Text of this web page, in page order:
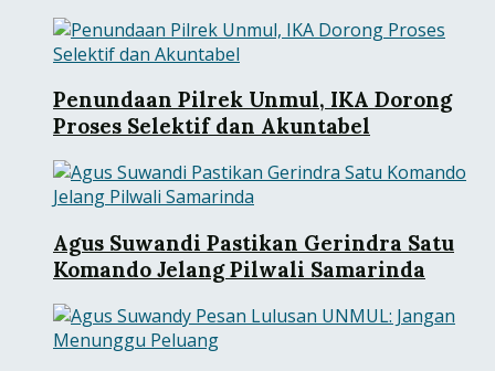
Penundaan Pilrek Unmul, IKA Dorong
Proses Selektif dan Akuntabel
Agus Suwandi Pastikan Gerindra Satu
Komando Jelang Pilwali Samarinda